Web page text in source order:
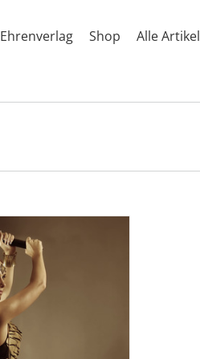
Ehrenverlag Shop Alle Artikel